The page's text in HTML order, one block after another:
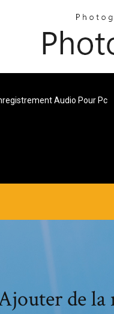
Audio Pour Pc
de la